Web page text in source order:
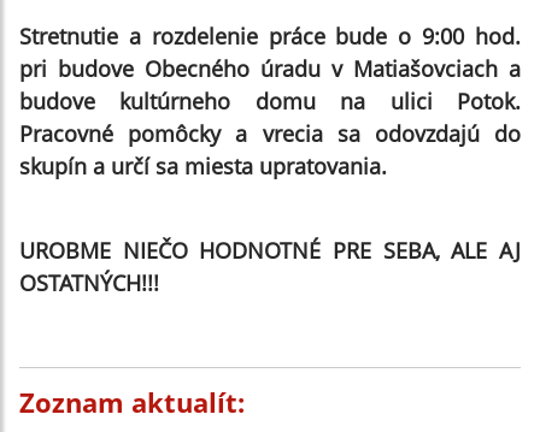
Stretnutie a rozdelenie práce bude o 9:00 hod.
pri budove Obecného úradu v Matiašovciach a
budove kultúrneho domu na ulici Potok.
Pracovné pomôcky a vrecia sa odovzdajú do
skupín a určí sa miesta upratovania.
UROBME NIEČO HODNOTNÉ PRE SEBA, ALE AJ
OSTATNÝCH!!!
Zoznam aktualít: